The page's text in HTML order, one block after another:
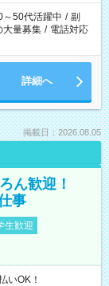
～50代活躍中 / 副
大量募集 / 電話対応
詳細へ
掲載日：2026.08.05
ん歓迎！
事
生歓迎
OK！